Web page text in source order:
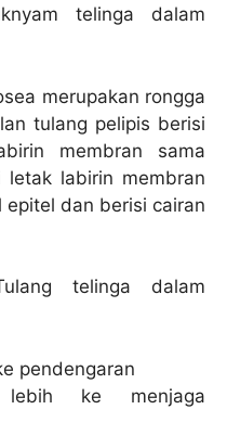
telinga dalam
merupakan rongga
tulang pelipis berisi
membran sama
labirin membran
dan berisi cairan
telinga dalam
pendengaran
lebih ke menjaga